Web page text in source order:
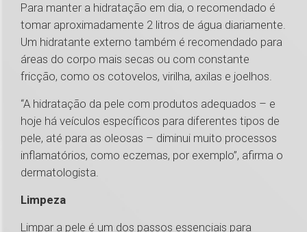
Para manter a hidratação em dia, o recomendado é
tomar aproximadamente 2 litros de água diariamente.
Um hidratante externo também é recomendado para
áreas do corpo mais secas ou com constante
fricção, como os cotovelos, virilha, axilas e joelhos.
“A hidratação da pele com produtos adequados – e
hoje há veículos específicos para diferentes tipos de
pele, até para as oleosas – diminui muito processos
inflamatórios, como eczemas, por exemplo”, afirma o
dermatologista.
Limpeza
Limpar a pele é um dos passos essenciais para